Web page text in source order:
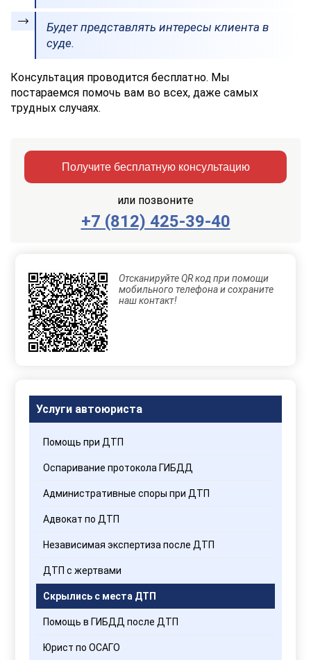
Будет представлять интересы клиента в
суде.
Консультация проводится бесплатно. Мы
постараемся помочь вам во всех, даже самых
трудных случаях.
Получите бесплатную консультацию
или позвоните
+7 (812) 425-39-40
Заказать
Отправляя
данные,
Вы
соглашаетесь
с
Правилами
Отсканируйте QR код при помощи
мобильного телефона и сохраните
наш контакт!
Услуги автоюриста
Помощь при ДТП
Оспаривание протокола ГИБДД
Административные споры при ДТП
Адвокат по ДТП
Независимая экспертиза после ДТП
ДТП с жертвами
Скрылись с места ДТП
Помощь в ГИБДД после ДТП
Юрист по ОСАГО